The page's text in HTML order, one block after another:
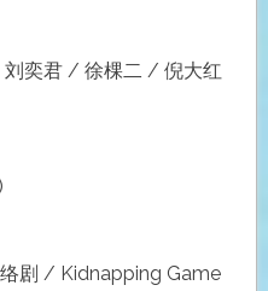
奕君 / 徐棵二 / 倪大红
剧 / Kidnapping Game